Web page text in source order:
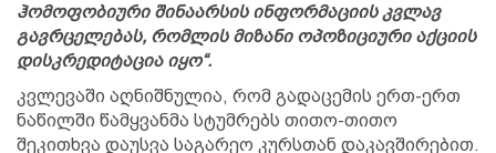
ჰომოფობიური შინაარსის ინფორმაციის კვლავ
გავრცელებას, რომლის მიზანი ოპოზიციური აქციის
დისკრედიტაცია იყო“.
კვლევაში აღნიშნულია, რომ გადაცემის ერთ-ერთ
ნაწილში წამყვანმა სტუმრებს თითო-თითო
შეკითხვა დაუსვა საგარეო კურსთან დაკავშირებით.